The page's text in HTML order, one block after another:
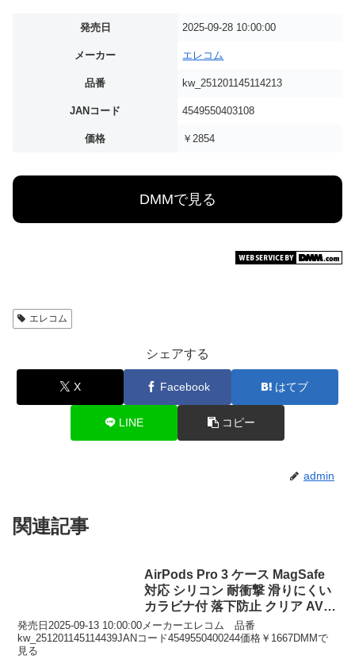
発売日 2025-09-28 10:00:00
メーカー エレコム
品番 kw_251201145114213
JANコード 4549550403108
価格 ￥2854
DMMで見る
エレコム
シェアする
X Facebook はてブ
LINE コピー
admin
関連記事
AirPods Pro 3 ケース MagSafe
対応 シリコン 耐衝撃 滑りにくい
カラビナ付 落下防止 クリア AVA-
AP07SCCR
発売日2025-09-13 10:00:00メーカーエレコム 品番
kw_251201145114439JANコード4549550400244価格￥1667DMMで
見る